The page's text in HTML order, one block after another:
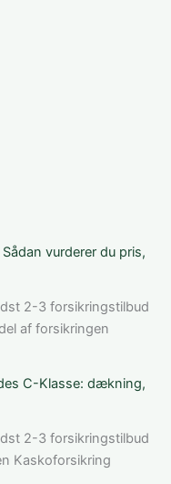
vurderer du pris,
2-3 forsikringstilbud
af forsikringen
C-Klasse: dækning,
2-3 forsikringstilbud
Kaskoforsikring